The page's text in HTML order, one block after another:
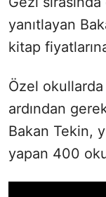
yanıtlayan
kitap
Özel okullarda
ardından
Bakan Tekin,
yapan 400